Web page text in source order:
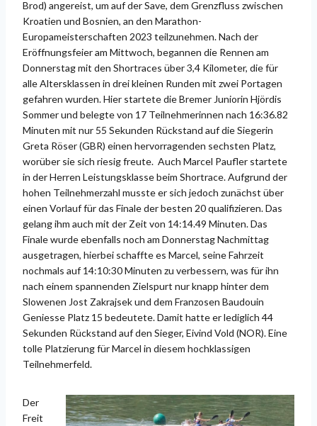
Brod) angereist, um auf der Save, dem Grenzfluss zwischen
Kroatien und Bosnien, an den Marathon-
Europameisterschaften 2023 teilzunehmen. Nach der
Eröffnungsfeier am Mittwoch, begannen die Rennen am
Donnerstag mit den Shortraces über 3,4 Kilometer, die für
alle Altersklassen in drei kleinen Runden mit zwei Portagen
gefahren wurden. Hier startete die Bremer Juniorin Hjördis
Sommer und belegte von 17 Teilnehmerinnen nach 16:36.82
Minuten mit nur 55 Sekunden Rückstand auf die Siegerin
Greta Röser (GBR) einen hervorragenden sechsten Platz,
worüber sie sich riesig freute. Auch Marcel Paufler startete
in der Herren Leistungsklasse beim Shortrace. Aufgrund der
hohen Teilnehmerzahl musste er sich jedoch zunächst über
einen Vorlauf für das Finale der besten 20 qualifizieren. Das
gelang ihm auch mit der Zeit von 14:14.49 Minuten. Das
Finale wurde ebenfalls noch am Donnerstag Nachmittag
ausgetragen, hierbei schaffte es Marcel, seine Fahrzeit
nochmals auf 14:10:30 Minuten zu verbessern, was für ihn
nach einem spannenden Zielspurt nur knapp hinter dem
Slowenen Jost Zakrajsek und dem Franzosen Baudouin
Geniesse Platz 15 bedeutete. Damit hatte er lediglich 44
Sekunden Rückstand auf den Sieger, Eivind Vold (NOR). Eine
tolle Platzierung für Marcel in diesem hochklassigen
Teilnehmerfeld.
Der
Freit